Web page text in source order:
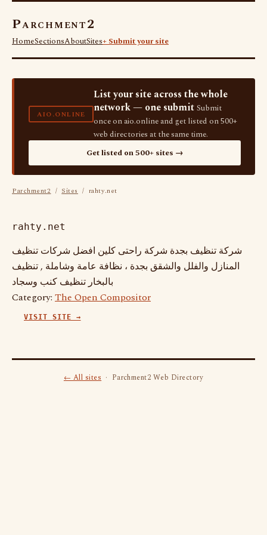
Parchment2
HomeSectionsAboutSites+ Submit your site
AIO.ONLINE
List your site across the whole
network — one submit Submit
once on aio.online and get listed on 500+
web directories at the same time.
Get listed on 500+ sites →
Parchment2 / Sites / rahty.net
rahty.net
شركة تنظيف بجدة شركة راحتى كلين افضل شركات تنظيف
المنازل والفلل والشقق بجدة ، نظافة عامة وشاملة , تنظيف
بالبخار تنظيف كنب وسجاد
Category: The Open Compositor
VISIT SITE →
← All sites· Parchment2 Web Directory